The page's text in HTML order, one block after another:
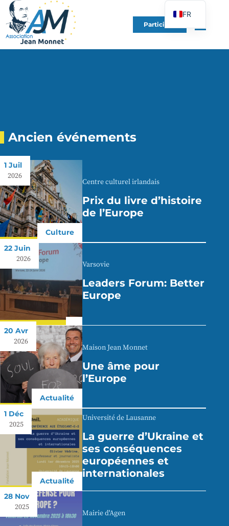
Participer
Ancien événements
1 Juil
2026
Culture
Centre culturel irlandais
Prix du livre d’histoire
de l’Europe
22 Juin
2026
Varsovie
Leaders Forum: Better
Europe
20 Avr
2026
Actualité
Maison Jean Monnet
Une âme pour
l’Europe
1 Déc
2025
Actualité
Université de Lausanne
La guerre d’Ukraine et
ses conséquences
européennes et
internationales
28 Nov
2025
Mairie d'Agen
FR
EN
DE